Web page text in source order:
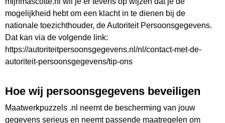
mogelijkheid hebt om een klacht in te dienen bij de
nationale toezichthouder, de Autoriteit Persoonsgegevens.
Dat kan via de volgende link:
https://autoriteitpersoonsgegevens.nl/nl/contact-met-de-
autoriteit-persoonsgegevens/tip-ons
Hoe wij persoonsgegevens beveiligen
Maatwerkpuzzels .nl neemt de bescherming van jouw
gegevens serieus en neemt passende maatregelen om